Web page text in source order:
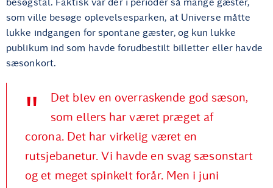
som ville besøge oplevelsesparken, at Universe måtte
lukke indgangen for spontane gæster, og kun lukke
publikum ind som havde forudbestilt billetter eller havde
sæsonkort.
Det blev en overraskende god sæson,
som ellers har været præget af
corona. Det har virkelig været en
rutsjebanetur. Vi havde en svag sæsonstart
og et meget spinkelt forår. Men i juni